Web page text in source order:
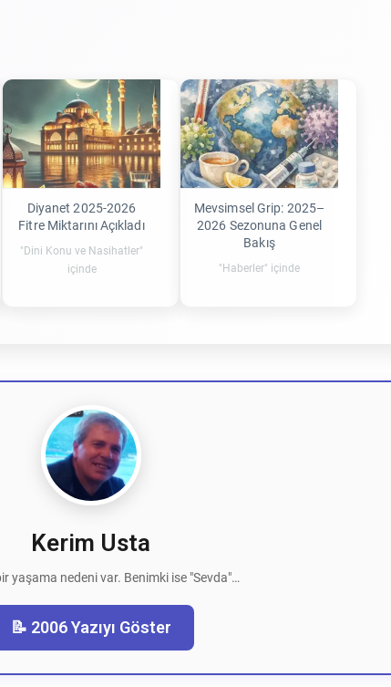
Diyanet 2025-2026
Fitre Miktarını Açıkladı
"Dini Konu ve Nasihatler"
içinde
Mevsimsel Grip: 2025–
2026 Sezonuna Genel
Bakış
"Haberler" içinde
Kerim Usta
yaşama nedeni var. Benimki ise "Sevda"…
📝 2006 Yazıyı Göster